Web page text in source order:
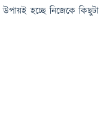
হচ্ছে নিজেকে কিছুটা